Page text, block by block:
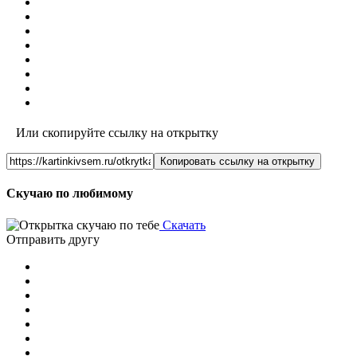
Или скопируйте ссылку на открытку
Копировать ссылку на открытку
Скучаю по любимому
Скачать
Отправить другу